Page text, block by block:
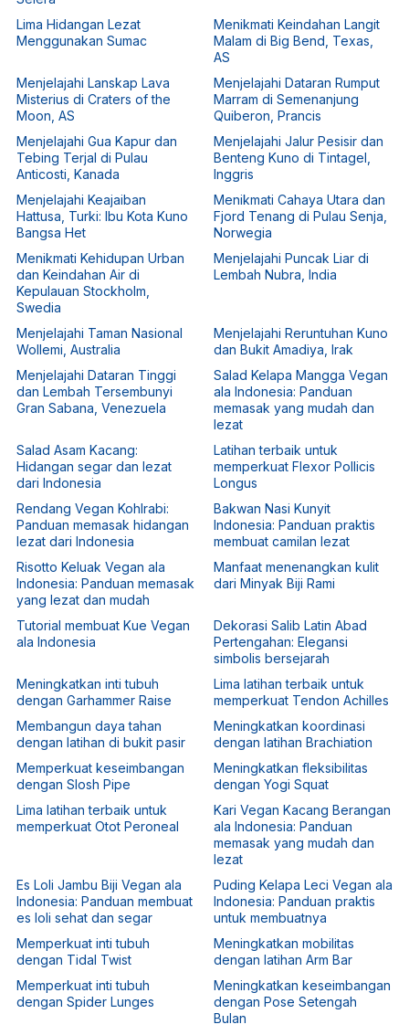
Lima Hidangan Lezat
Menggunakan Sumac
Menikmati Keindahan Langit
Malam di Big Bend, Texas,
AS
Menjelajahi Lanskap Lava
Misterius di Craters of the
Moon, AS
Menjelajahi Dataran Rumput
Marram di Semenanjung
Quiberon, Prancis
Menjelajahi Gua Kapur dan
Tebing Terjal di Pulau
Anticosti, Kanada
Menjelajahi Jalur Pesisir dan
Benteng Kuno di Tintagel,
Inggris
Menjelajahi Keajaiban
Hattusa, Turki: Ibu Kota Kuno
Bangsa Het
Menikmati Cahaya Utara dan
Fjord Tenang di Pulau Senja,
Norwegia
Menikmati Kehidupan Urban
dan Keindahan Air di
Kepulauan Stockholm,
Swedia
Menjelajahi Puncak Liar di
Lembah Nubra, India
Menjelajahi Taman Nasional
Wollemi, Australia
Menjelajahi Reruntuhan Kuno
dan Bukit Amadiya, Irak
Menjelajahi Dataran Tinggi
dan Lembah Tersembunyi
Gran Sabana, Venezuela
Salad Kelapa Mangga Vegan
ala Indonesia: Panduan
memasak yang mudah dan
lezat
Salad Asam Kacang:
Hidangan segar dan lezat
dari Indonesia
Latihan terbaik untuk
memperkuat Flexor Pollicis
Longus
Rendang Vegan Kohlrabi:
Panduan memasak hidangan
lezat dari Indonesia
Bakwan Nasi Kunyit
Indonesia: Panduan praktis
membuat camilan lezat
Risotto Keluak Vegan ala
Indonesia: Panduan memasak
yang lezat dan mudah
Manfaat menenangkan kulit
dari Minyak Biji Rami
Tutorial membuat Kue Vegan
ala Indonesia
Dekorasi Salib Latin Abad
Pertengahan: Elegansi
simbolis bersejarah
Meningkatkan inti tubuh
dengan Garhammer Raise
Lima latihan terbaik untuk
memperkuat Tendon Achilles
Membangun daya tahan
dengan latihan di bukit pasir
Meningkatkan koordinasi
dengan latihan Brachiation
Memperkuat keseimbangan
dengan Slosh Pipe
Meningkatkan fleksibilitas
dengan Yogi Squat
Lima latihan terbaik untuk
memperkuat Otot Peroneal
Kari Vegan Kacang Berangan
ala Indonesia: Panduan
memasak yang mudah dan
lezat
Es Loli Jambu Biji Vegan ala
Indonesia: Panduan membuat
es loli sehat dan segar
Puding Kelapa Leci Vegan ala
Indonesia: Panduan praktis
untuk membuatnya
Memperkuat inti tubuh
dengan Tidal Twist
Meningkatkan mobilitas
dengan latihan Arm Bar
Memperkuat inti tubuh
dengan Spider Lunges
Meningkatkan keseimbangan
dengan Pose Setengah
Bulan